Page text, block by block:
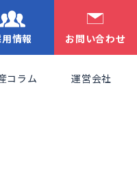
コラム 運営会社
情報 お問い合わせ